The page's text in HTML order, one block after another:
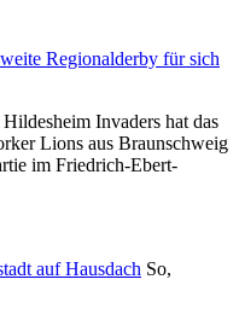
Regionalderby für sich
Invaders hat das
Lions aus Braunschweig
im Friedrich-Ebert-
auf Hausdach So,